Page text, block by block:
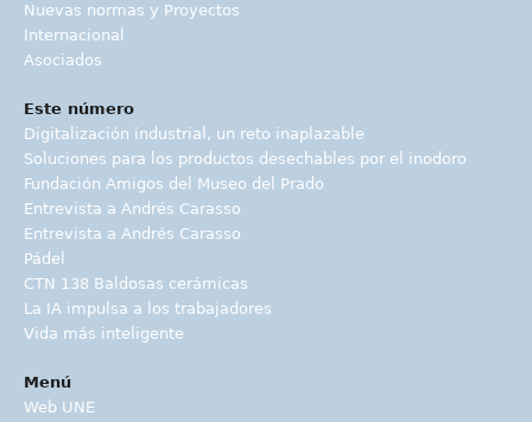
Nuevas normas y Proyectos
Internacional
Asociados
Este número
Digitalización industrial, un reto inaplazable
Soluciones para los productos desechables por el inodoro
Fundación Amigos del Museo del Prado
Entrevista a Andrés Carasso
Entrevista a Andrés Carasso
Pádel
CTN 138 Baldosas cerámicas
La IA impulsa a los trabajadores
Vida más inteligente
Menú
Web UNE